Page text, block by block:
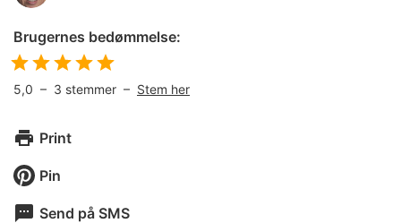
Brugernes bedømmelse:
5,0 – 3 stemmer – Stem her
Print
Pin
Send på SMS